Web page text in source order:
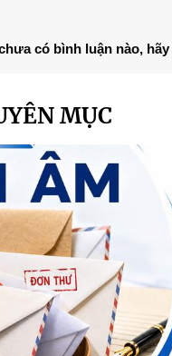
có bình luận nào,
MỤC